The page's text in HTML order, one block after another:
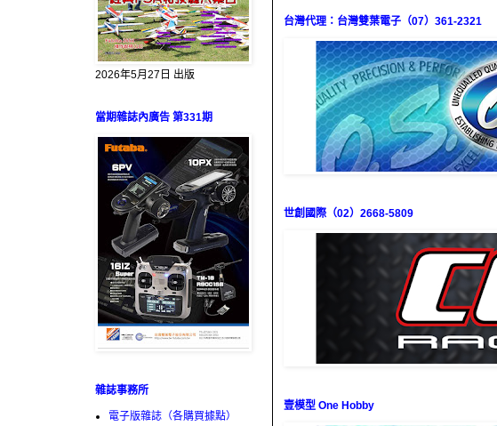
台灣代理：台灣雙葉電子（07）361-2321
世創國際（02）2668-5809
壹模型 One Hobby
2026年5月27日 出版
當期雜誌內廣告 第331期
雜誌事務所
電子版雜誌（各購買據點）